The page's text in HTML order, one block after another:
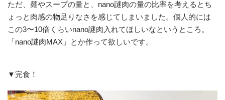
ただ、麺やスープの量と、nano謎肉の量の比率を考えるとち
ょっと肉感の物足りなさを感じてしまいました。個人的には
この3〜10倍くらいnano謎肉入れてほしいなというところ。
「nano謎肉MAX」とか作って欲しいです。
▼完食！